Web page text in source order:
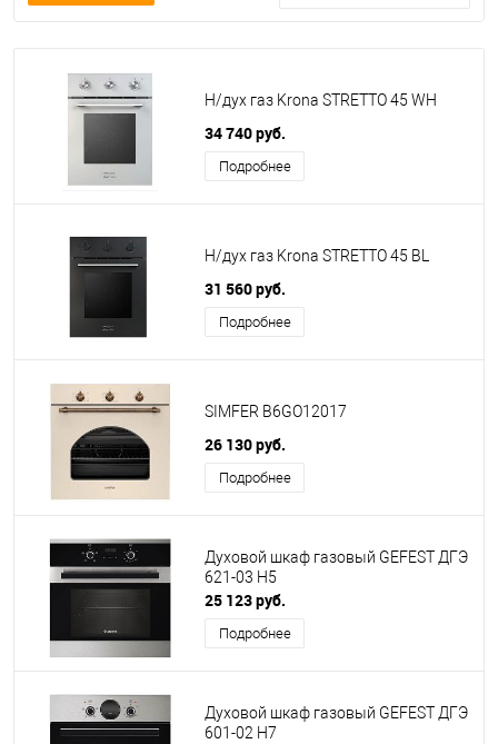
Н/дух газ Krona STRETTO 45 WH
34 740 руб.
Подробнее
Н/дух газ Krona STRETTO 45 BL
31 560 руб.
Подробнее
SIMFER B6GO12017
26 130 руб.
Подробнее
Духовой шкаф газовый GEFEST ДГЭ
621-03 H5
25 123 руб.
Подробнее
Духовой шкаф газовый GEFEST ДГЭ
601-02 Н7